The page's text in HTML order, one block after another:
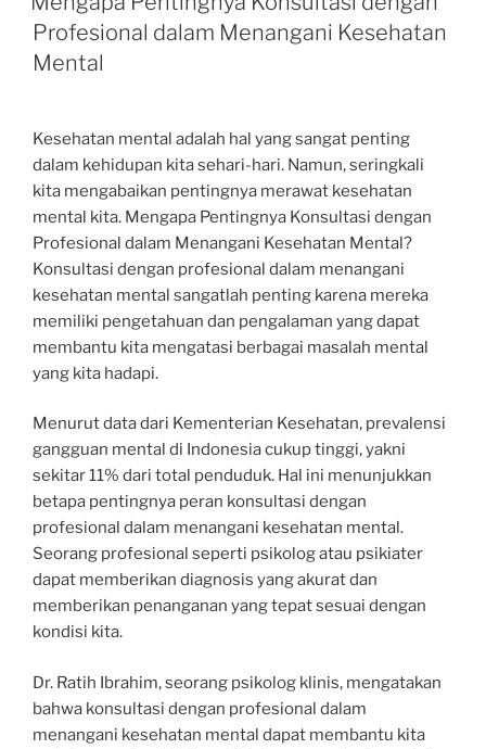
Profesional dalam Menangani Kesehatan
Mental
Kesehatan mental adalah hal yang sangat penting
dalam kehidupan kita sehari-hari. Namun, seringkali
kita mengabaikan pentingnya merawat kesehatan
mental kita. Mengapa Pentingnya Konsultasi dengan
Profesional dalam Menangani Kesehatan Mental?
Konsultasi dengan profesional dalam menangani
kesehatan mental sangatlah penting karena mereka
memiliki pengetahuan dan pengalaman yang dapat
membantu kita mengatasi berbagai masalah mental
yang kita hadapi.
Menurut data dari Kementerian Kesehatan, prevalensi
gangguan mental di Indonesia cukup tinggi, yakni
sekitar 11% dari total penduduk. Hal ini menunjukkan
betapa pentingnya peran konsultasi dengan
profesional dalam menangani kesehatan mental.
Seorang profesional seperti psikolog atau psikiater
dapat memberikan diagnosis yang akurat dan
memberikan penanganan yang tepat sesuai dengan
kondisi kita.
Dr. Ratih Ibrahim, seorang psikolog klinis, mengatakan
bahwa konsultasi dengan profesional dalam
menangani kesehatan mental dapat membantu kita